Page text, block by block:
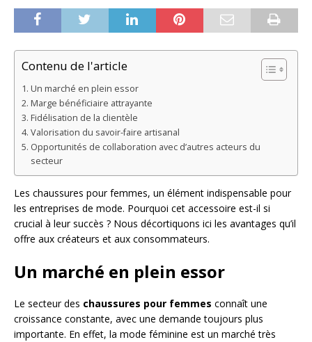
Contenu de l'article
Un marché en plein essor
Marge bénéficiaire attrayante
Fidélisation de la clientèle
Valorisation du savoir-faire artisanal
Opportunités de collaboration avec d’autres acteurs du
secteur
Les chaussures pour femmes, un élément indispensable pour
les entreprises de mode. Pourquoi cet accessoire est-il si
crucial à leur succès ? Nous décortiquons ici les avantages qu’il
offre aux créateurs et aux consommateurs.
Un marché en plein essor
Le secteur des chaussures pour femmes connaît une
croissance constante, avec une demande toujours plus
importante. En effet, la mode féminine est un marché très